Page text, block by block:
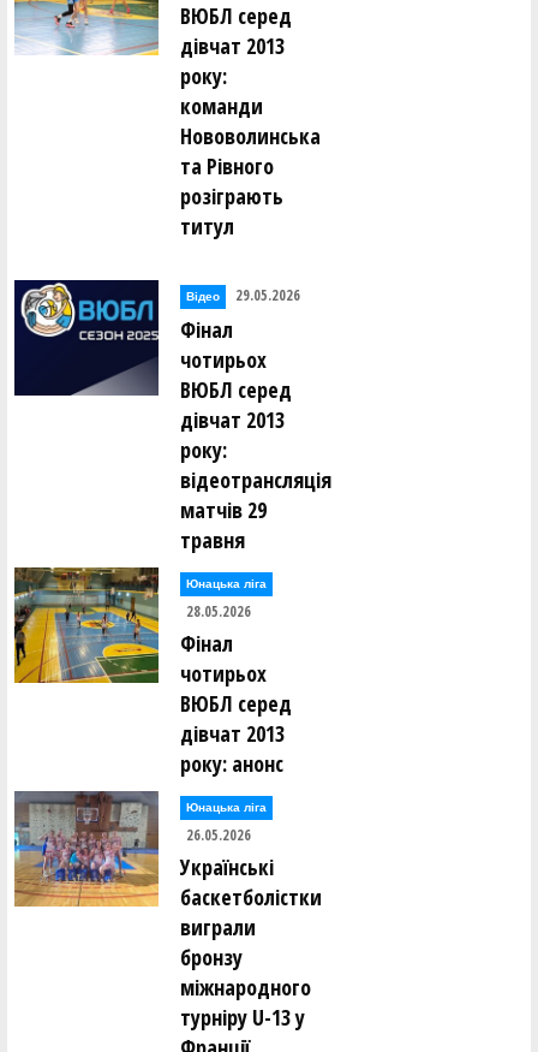
ВЮБЛ серед
дівчат 2013
року:
команди
Нововолинська
та Рівного
розіграють
титул
Відео 29.05.2026
Фінал
чотирьох
ВЮБЛ серед
дівчат 2013
року:
відеотрансляція
матчів 29
травня
Юнацька ліга
28.05.2026
Фінал
чотирьох
ВЮБЛ серед
дівчат 2013
року: анонс
Юнацька ліга
26.05.2026
Українські
баскетболістки
виграли
бронзу
міжнародного
турніру U-13 у